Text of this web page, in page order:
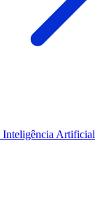
Inteligência Artificial